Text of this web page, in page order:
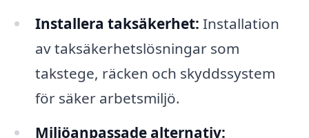
Installera taksäkerhet: Installation
av taksäkerhetslösningar som
takstege, räcken och skyddssystem
för säker arbetsmiljö.
Miljöanpassade alternativ: